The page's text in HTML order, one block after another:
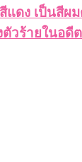
แดง เป็นสีผ
ตัวร้ายในอดีต